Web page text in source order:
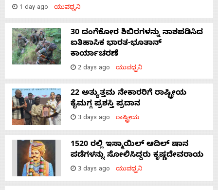
1 day ago ಯುವಧ್ವನಿ
30 ದಂಗೆಕೋರ ಶಿಬಿರಗಳನ್ನು ನಾಶಪಡಿಸಿದ
ಐತಿಹಾಸಿಕ ಭಾರತ-ಭೂತಾನ್
ಕಾರ್ಯಾಚರಣೆ
2 days ago ಯುವಧ್ವನಿ
22 ಅತ್ಯುತ್ತಮ ನೇಕಾರರಿಗೆ ರಾಷ್ಟ್ರೀಯ
ಕೈಮಗ್ಗ ಪ್ರಶಸ್ತಿ ಪ್ರದಾನ
3 days ago ರಾಷ್ಟ್ರೀಯ
1520 ರಲ್ಲಿ ಇಸ್ಮಾಯಿಲ್ ಆದಿಲ್ ಷಾನ
ಪಡೆಗಳನ್ನು ಸೋಲಿಸಿದ್ದರು ಕೃಷ್ಣದೇವರಾಯ
3 days ago ಯುವಧ್ವನಿ